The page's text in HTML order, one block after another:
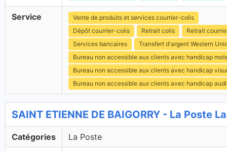
Service
Vente de produits et services courrier-colis
Dépôt courrier-colis
Retrait colis
Retrait
Services bancaires
Transfert d'argent Western
Bureau non accessible aux clients avec handicap
Bureau non accessible aux clients avec handicap
Bureau non accessible aux clients avec handicap
SAINT ETIENNE DE BAIGORRY - La Poste
Catégories La Poste